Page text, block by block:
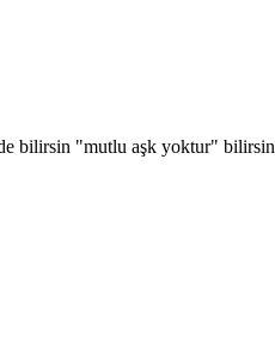
bilirsin "mutlu aşk yoktur" bilirsin